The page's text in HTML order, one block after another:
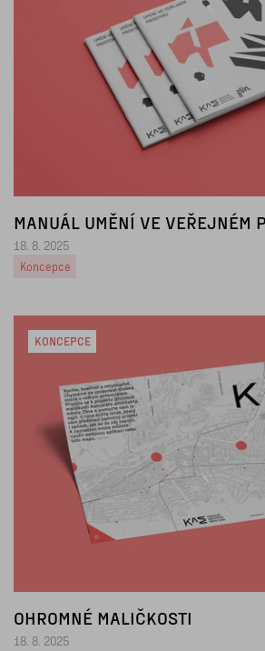
MANUÁL UMĚNÍ VE VEŘEJNÉM
18. 8. 2025
Koncepce
KONCEPCE
OHROMNÉ MALIČKOSTI
18. 8. 2025